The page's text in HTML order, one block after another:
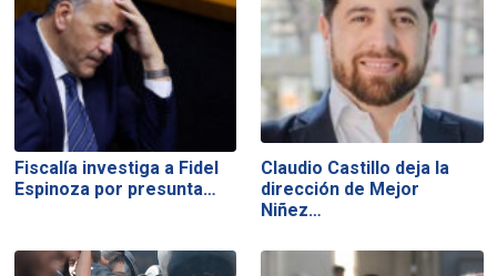
Fiscalía investiga a Fidel
Espinoza por presunta…
Claudio Castillo deja la
dirección de Mejor
Niñez…